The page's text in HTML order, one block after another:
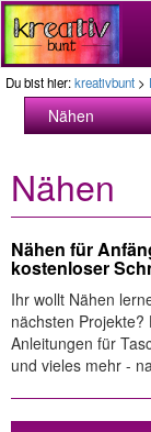
Du bist hier:kreativbunt >
Nähen
Nähen für
kostenloser
Ihr wollt Nähen
nächsten
Anleitungen für
und vieles mehr -